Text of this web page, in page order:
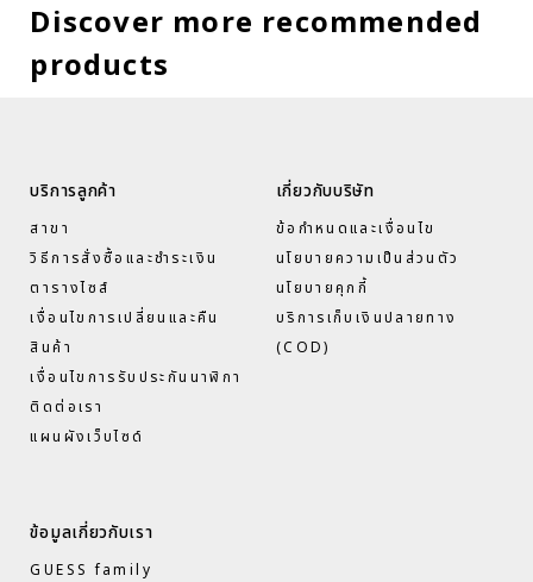
Discover more recommended
products
บริการลูกค้า
สาขา
วิธีการสั่งซื้อและชำระเงิน
ตารางไซส์
เงื่อนไขการเปลี่ยนและคืน
สินค้า
เงื่อนไขการรับประกันนาฬิกา
ติดต่อเรา
แผนผังเว็บไซด์
เกี่ยวกับบริษัท
ข้อกำหนดและเงื่อนไข
นโยบายความเป็นส่วนตัว
นโยบายคุกกี้
บริการเก็บเงินปลายทาง
(COD)
ข้อมูลเกี่ยวกับเรา
GUESS family